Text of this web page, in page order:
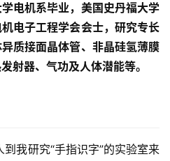
电机系毕业，美国史丹福大学
电子工程学会会士，研究专长
质接面晶体管、非晶硅氢薄膜
射器、气功及人体潜能等。
我研究“手指识字”的实验室来